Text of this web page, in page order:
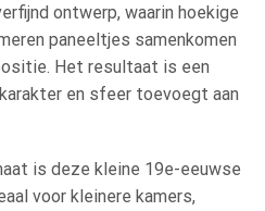
ontwerp, waarin hoekige
paneeltjes samenkomen
Het resultaat is een
en sfeer toevoegt aan
is deze kleine 19e-eeuwse
voor kleinere kamers,